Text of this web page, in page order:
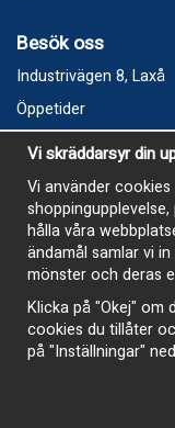
Besök oss
Industrivägen 8, Laxå
Öppetider
Vecka 32
Måndag kl 9-12, kl 13 -
Onsdag kl 9-12, kl 13
Tisdag, Tordag och
E-Handelsbutiken är
sommaren
Vi skräddarsyr din
Vi använder
hålla våra
ändamål samlar vi
mönster och deras
Klicka på "Okej" om
cookies du tillåter
på "Inställningar"